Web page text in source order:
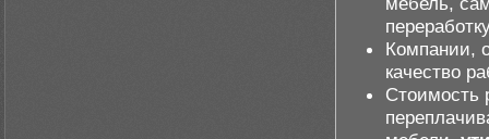
Компании,
качество
Стоимость